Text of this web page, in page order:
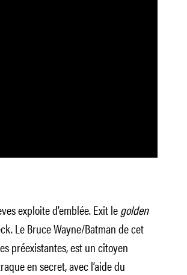
exploite d’emblée. Exit legolden
Le Bruce Wayne/Batman de cet
préexistantes, est un citoyen
en secret, avec l’aide du